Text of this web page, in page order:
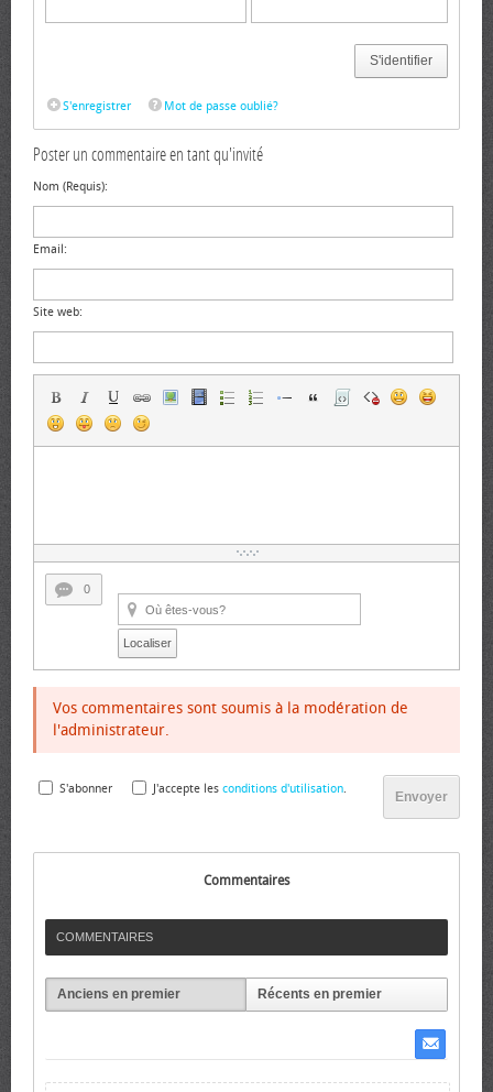
S'identifier
S'enregistrer Mot de passe oublié?
Poster un commentaire en tant qu'invité
Nom (Requis):
Email:
Site web:
0
Localiser
Vos commentaires sont soumis à la modération de
l'administrateur.
Envoyer
S'abonner J'accepte les conditions d'utilisation.
Commentaires
COMMENTAIRES
Anciens en premier Récents en premier